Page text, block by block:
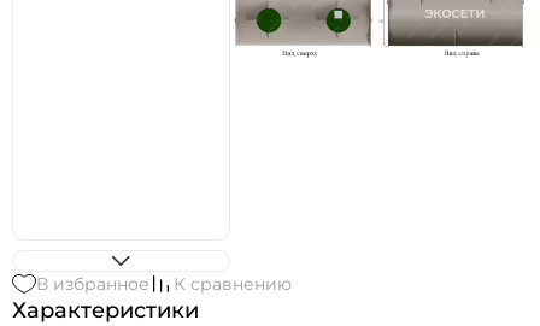
В избранное К сравнению
Характеристики